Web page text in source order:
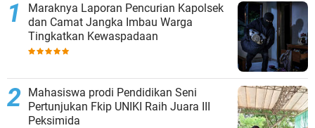
Maraknya Laporan Pencurian Kapolsek
dan Camat Jangka Imbau Warga
Tingkatkan Kewaspadaan
Mahasiswa prodi Pendidikan Seni
Pertunjukan Fkip UNIKI Raih Juara III
Peksimida